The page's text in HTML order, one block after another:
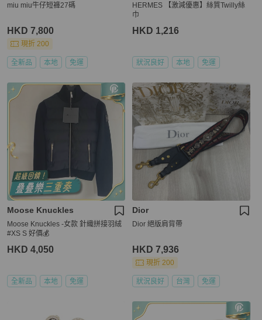
miu miu牛仔短褲27碼
HKD 7,800
現折 200
全新品 本地 免運
HERMES 【激減優惠】絲質Twilly絲
巾
HKD 1,216
狀況良好 本地 免運
Moose Knuckles
Moose Knuckles -女款 針織拼接羽絨
#XS S 好價💰
HKD 4,050
全新品 本地 免運
Dior
Dior 絕版肩背帶
HKD 7,936
現折 200
狀況良好 台灣 免運